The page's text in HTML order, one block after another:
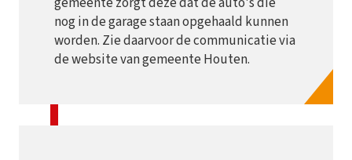
nog in de garage staan opgehaald kunnen
worden. Zie daarvoor de communicatie via
de website van gemeente Houten.